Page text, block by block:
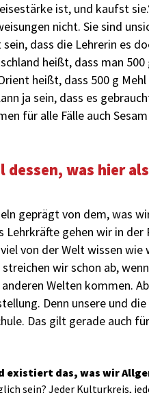
ist, und kaufst
nicht. Sie sind
dass die Lehrerin es
heißt, dass man
heißt, dass 500 g
ja sein, dass es
für alle Fälle auch
was hier als
geprägt von dem, was
Lehrkräfte gehen wir in der
von der Welt wissen wie
wir schon ab,
Welten kommen.
Denn unsere und
Das gilt gerade auch
das, was wir
sein? Jeder Kulturkreis,